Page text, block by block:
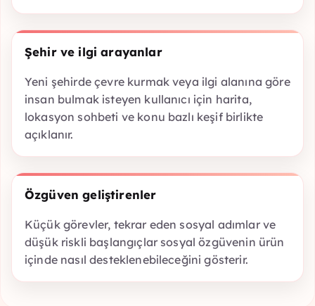
Şehir ve ilgi arayanlar
Yeni şehirde çevre kurmak veya ilgi alanına göre
insan bulmak isteyen kullanıcı için harita,
lokasyon sohbeti ve konu bazlı keşif birlikte
açıklanır.
Özgüven geliştirenler
Küçük görevler, tekrar eden sosyal adımlar ve
düşük riskli başlangıçlar sosyal özgüvenin ürün
içinde nasıl desteklenebileceğini gösterir.